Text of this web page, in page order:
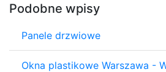
Podobne wpisy
Panele drzwiowe
Okna plastikowe Warszawa -